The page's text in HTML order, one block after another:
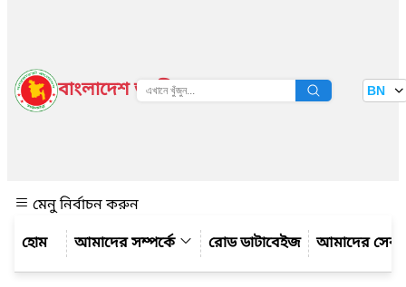
বাংলাদেশ জাতীয় তথ্য বাতায়ন BN
মেনু নির্বাচন করুন
আমাদের সম্পর্কে
রোড ডাটাবেইজ আমাদের সেবা